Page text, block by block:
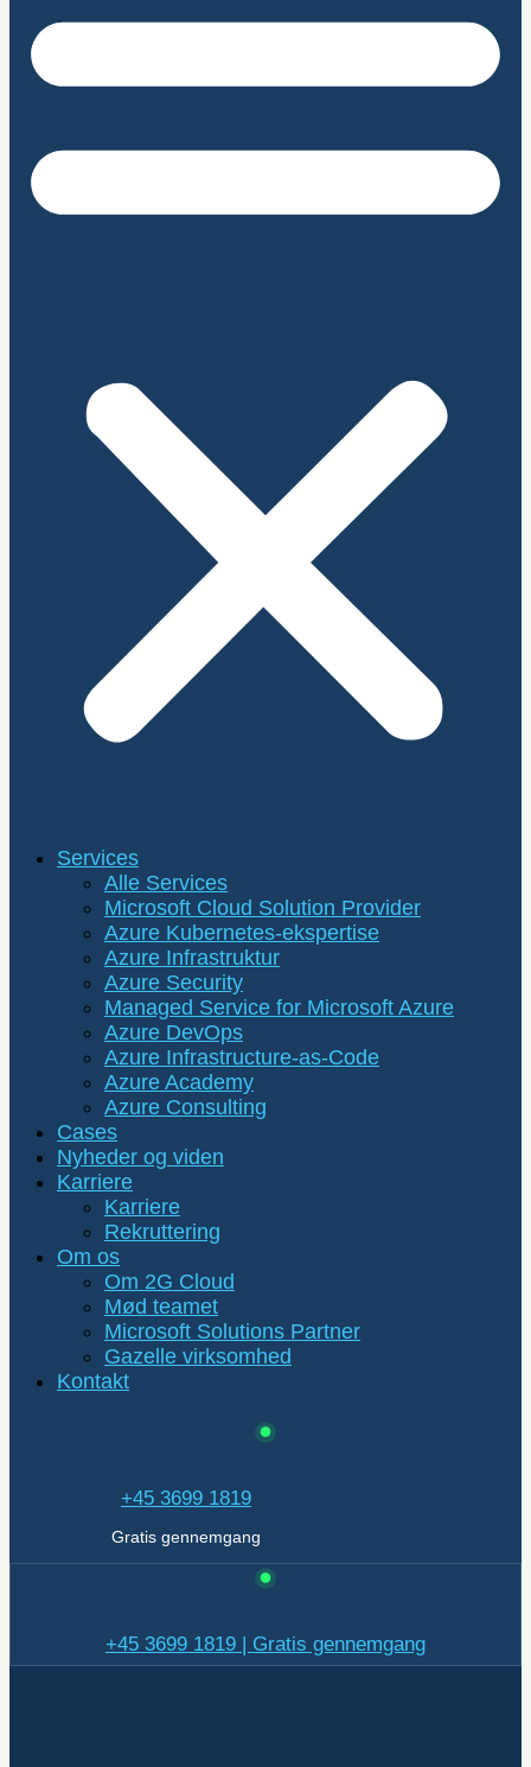
Services
Alle Services
Microsoft Cloud Solution Provider
Azure Kubernetes-ekspertise
Azure Infrastruktur
Azure Security
Managed Service for Microsoft Azure
Azure DevOps
Azure Infrastructure-as-Code
Azure Academy
Azure Consulting
Cases
Nyheder og viden
Karriere
Karriere
Rekruttering
Om os
Om 2G Cloud
Mød teamet
Microsoft Solutions Partner
Gazelle virksomhed
Kontakt
+45 3699 1819
Gratis gennemgang
+45 3699 1819 | Gratis gennemgang